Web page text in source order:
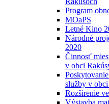
Program
MOaPS
Letné Kino
Národné
2020
Činnosť
v obci
služby v
Rozšírenie
Výstavba